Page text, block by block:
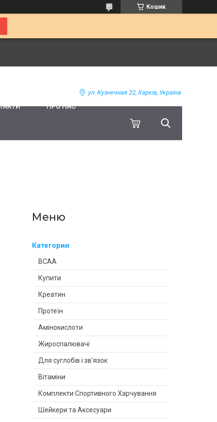
Кошик
ул. Кузнечная 22, Харків, Україна
ПРО НАС
Категории
BCAA
Купити
Креатин
Протеїн
Амінокислоти
Жироспалювачі
Для суглобів і зв'язок
Вітаміни
Комплекти Спортивного Харчування
Шейкери та Аксесуари